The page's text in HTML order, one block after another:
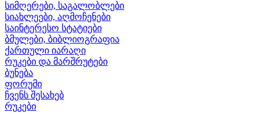
სიმღერები, საგალობლები
სიახლეები, აღმოჩენები
საინტერესო სტატიები
ბმულები, ბიბლიოგრაფია
ქართული იარაღი
რუკები და მარშრუტები
ბუნება
ფორუმი
ჩვენს შესახებ
რუკები